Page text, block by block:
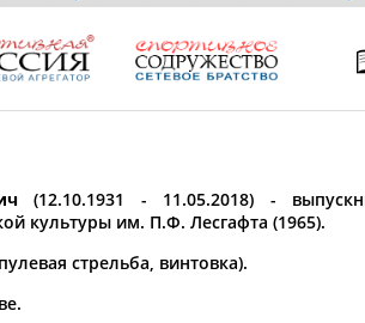
* для действующих спортсменов
(12.10.1931 - 11.05.2018) -
культуры им. П.Ф. Лесгафта (1965).
стрельба, винтовка).